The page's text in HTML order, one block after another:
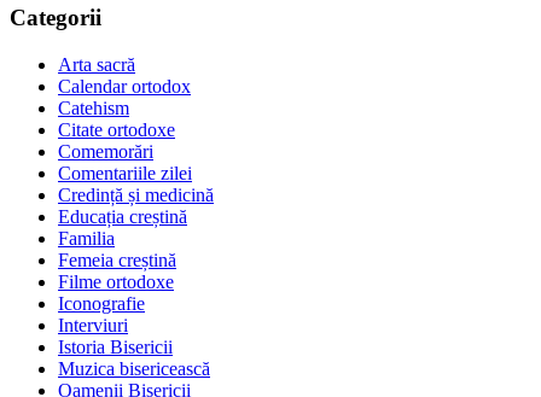
Categorii
Arta sacră
Calendar ortodox
Catehism
Citate ortodoxe
Comemorări
Comentariile zilei
Credință și medicină
Educația creștină
Familia
Femeia creștină
Filme ortodoxe
Iconografie
Interviuri
Istoria Bisericii
Muzica bisericească
Oamenii Bisericii